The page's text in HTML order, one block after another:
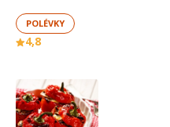
POLÉVKY
4,8